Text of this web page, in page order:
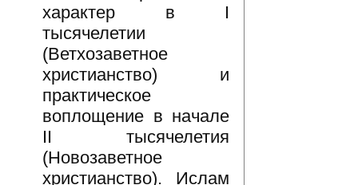
характер в I
тысячелетии
(Ветхозаветное
христианство) и
практическое
воплощение в начале
II тысячелетия
(Новозаветное
христианство). Ислам